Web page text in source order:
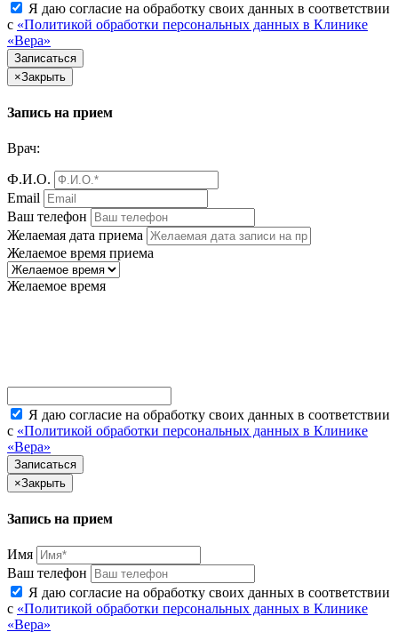
Я даю согласие на обработку своих данных в соответствии
с «Политикой обработки персональных данных в Клинике
«Вера»
×Закрыть
Запись на прием
Врач:
Ф.И.О.
Email
Ваш телефон
Желаемая дата приема
Желаемое время приема
Желаемое время
Я даю согласие на обработку своих данных в соответствии
с «Политикой обработки персональных данных в Клинике
«Вера»
×Закрыть
Запись на прием
Имя
Ваш телефон
Я даю согласие на обработку своих данных в соответствии
с «Политикой обработки персональных данных в Клинике
«Вера»